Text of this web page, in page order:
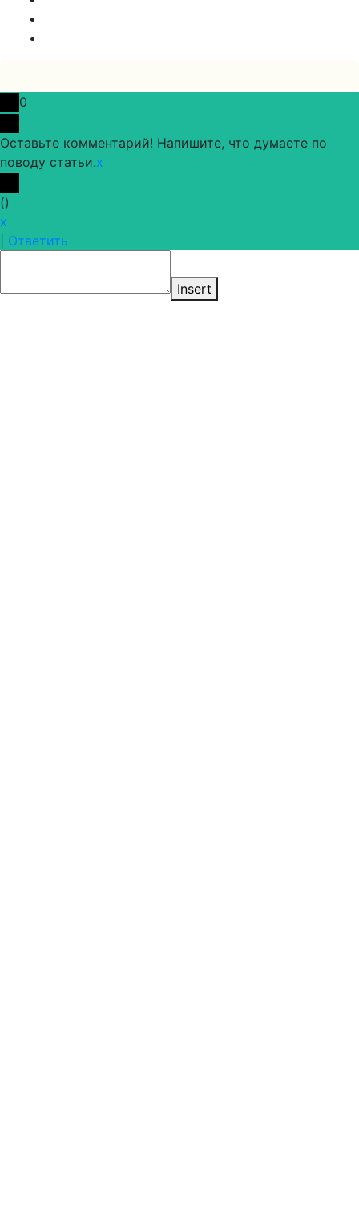
0
Оставьте комментарий! Напишите, что думаете по
поводу статьи.x
()
x
Ответить
Insert